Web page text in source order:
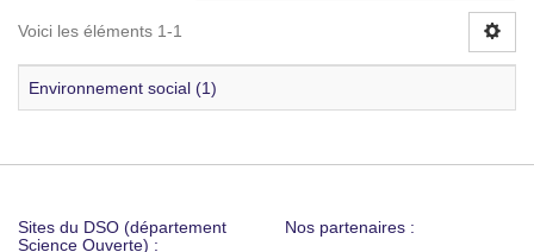
Voici les éléments 1-1
Environnement social (1)
Sites du DSO (département
Science Ouverte) :
Nos partenaires :